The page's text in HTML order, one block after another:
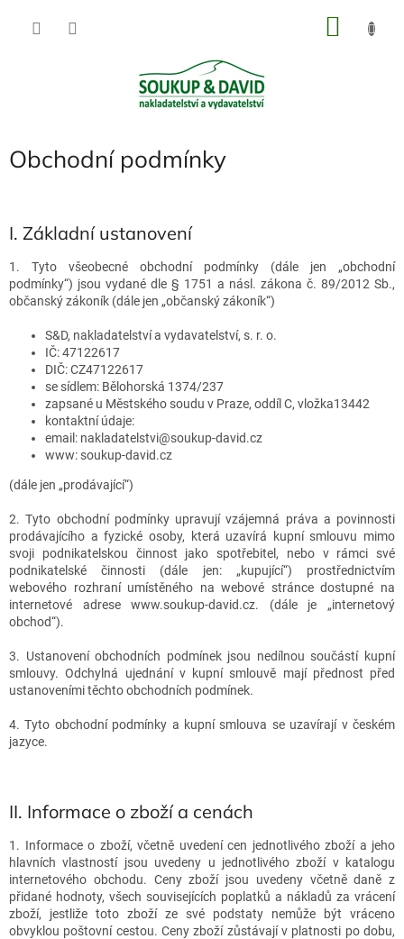
Obchodní podmínky
I. Základní ustanovení
1. Tyto všeobecné obchodní podmínky (dále jen „obchodní
podmínky“) jsou vydané dle § 1751 a násl. zákona č. 89/2012 Sb.,
občanský zákoník (dále jen „občanský zákoník“)
S&D, nakladatelství a vydavatelství, s. r. o.
IČ: 47122617
DIČ: CZ47122617
se sídlem: Bělohorská 1374/237
zapsané u Městského soudu v Praze, oddíl C, vložka13442
kontaktní údaje:
email: nakladatelstvi@soukup-david.cz
www: soukup-david.cz
(dále jen „prodávající“)
2. Tyto obchodní podmínky upravují vzájemná práva a povinnosti
prodávajícího a fyzické osoby, která uzavírá kupní smlouvu mimo
svoji podnikatelskou činnost jako spotřebitel, nebo v rámci své
podnikatelské činnosti (dále jen: „kupující“) prostřednictvím
webového rozhraní umístěného na webové stránce dostupné na
internetové adrese www.soukup-david.cz. (dále je „internetový
obchod“).
3. Ustanovení obchodních podmínek jsou nedílnou součástí kupní
smlouvy. Odchylná ujednání v kupní smlouvě mají přednost před
ustanoveními těchto obchodních podmínek.
4. Tyto obchodní podmínky a kupní smlouva se uzavírají v českém
jazyce.
II. Informace o zboží a cenách
1. Informace o zboží, včetně uvedení cen jednotlivého zboží a jeho
hlavních vlastností jsou uvedeny u jednotlivého zboží v katalogu
internetového obchodu. Ceny zboží jsou uvedeny včetně daně z
přidané hodnoty, všech souvisejících poplatků a nákladů za vrácení
zboží, jestliže toto zboží ze své podstaty nemůže být vráceno
obvyklou poštovní cestou. Ceny zboží zůstávají v platnosti po dobu,